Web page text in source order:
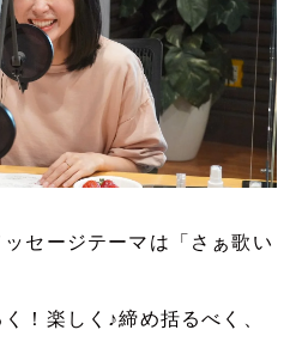
セージテーマは「さぁ歌い
！楽しく♪締め括るべく、